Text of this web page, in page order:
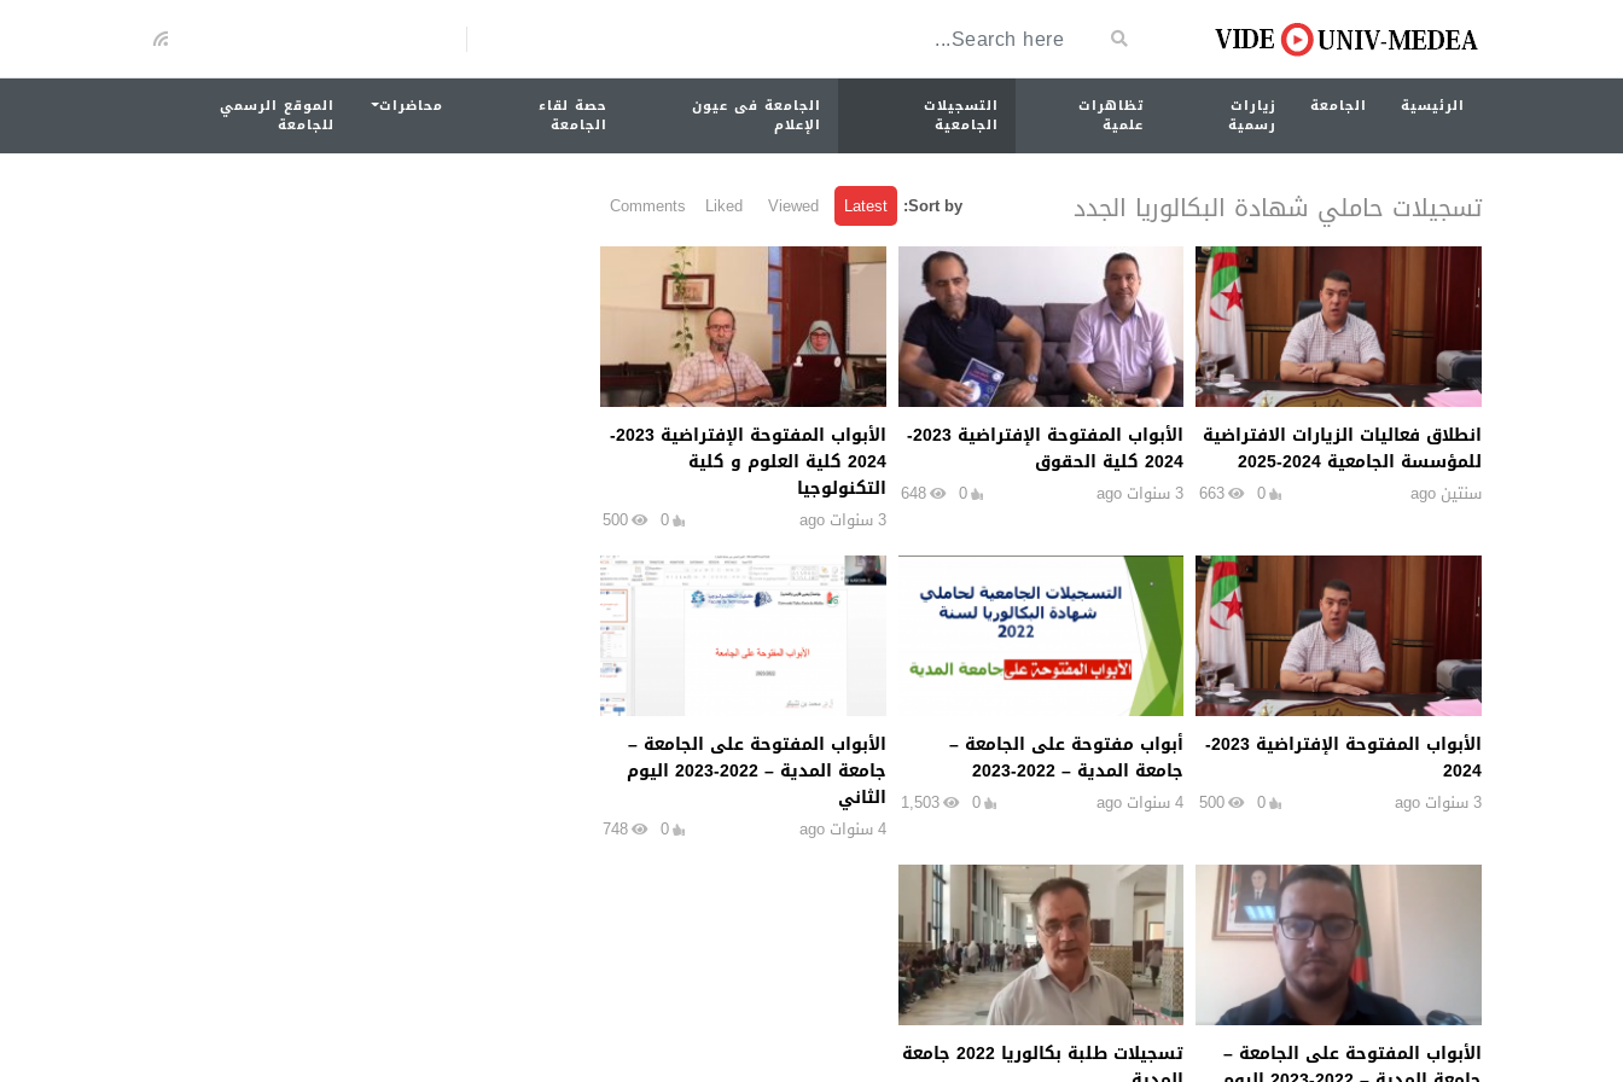
الرئيسية الجامعة زيارات
رسمية
تظاهرات
علمية
التسجيلات
الجامعية
الجامعة فى عيون
الإعلام
حصة لقاء
الجامعة
محاضرات الموقع الرسمي
للجامعة
تسجيلات حاملي شهادة البكالوريا الجدد Sort by:
Latest
Viewed
Liked
Comments
انطلاق فعاليات الزيارات الافتراضية
للمؤسسة الجامعية 2024-2025
سنتين ago 663 0
الأبواب المفتوحة الإفتراضية 2023-
2024 كلية الحقوق
3 سنوات ago 648 0
الأبواب المفتوحة الإفتراضية 2023-
2024 كلية العلوم و كلية
التكنولوجيا
3 سنوات ago 500 0
الأبواب المفتوحة الإفتراضية 2023-
2024
3 سنوات ago 500 0
أبواب مفتوحة على الجامعة –
جامعة المدية – 2022-2023
4 سنوات ago 1,503 0
الأبواب المفتوحة على الجامعة –
جامعة المدية – 2022-2023 اليوم
الثاني
4 سنوات ago 748 0
الأبواب المفتوحة على الجامعة –
تسجيلات طلبة بكالوريا 2022 جامعة